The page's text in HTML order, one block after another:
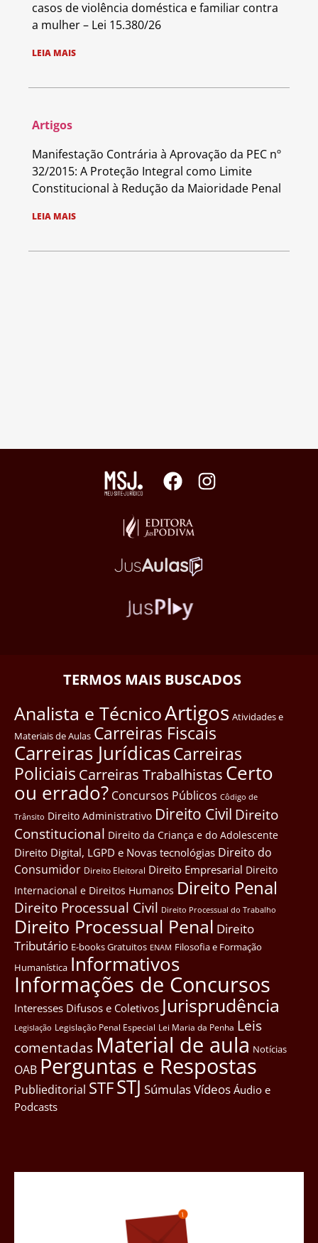
casos de violência doméstica e familiar contra
a mulher – Lei 15.380/26
LEIA MAIS
Artigos
Manifestação Contrária à Aprovação da PEC nº
32/2015: A Proteção Integral como Limite
Constitucional à Redução da Maioridade Penal
LEIA MAIS
TERMOS MAIS BUSCADOS
Analista e TécnicoArtigos Atividades e
Materiais de Aulas Carreiras Fiscais
Carreiras JurídicasCarreiras
Policiais Carreiras Trabalhistas Certo
ou errado? Concursos Públicos Côdigo de
Trânsito Direito Administrativo Direito Civil Direito
Constitucional Direito da Criança e do Adolescente
Direito Digital, LGPD e Novas tecnológias Direito do
Consumidor Direito Eleitoral Direito Empresarial Direito
Internacional e Direitos Humanos Direito Penal
Direito Processual Civil Direito Processual do Trabalho
Direito Processual Penal Direito
Tributário E-books Gratuitos ENAM Filosofia e Formação
Humanística Informativos
Informações de Concursos
Interesses Difusos e Coletivos Jurisprudência
Legislação Legislação Penal Especial Lei Maria da Penha Leis
comentadas Material de aula Notícias
OAB Perguntas e Respostas
Publieditorial STFSTJ SúmulasVídeos Áudio e
Podcasts